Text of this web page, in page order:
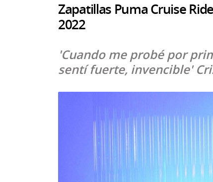
Zapatillas Puma Cruise
2022
'Cuando me probé por
sentí fuerte, invencible'